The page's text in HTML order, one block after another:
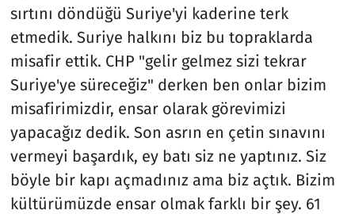
sırtını döndüğü Suriye'yi kaderine terk
etmedik. Suriye halkını biz bu topraklarda
misafir ettik. CHP "gelir gelmez sizi tekrar
Suriye'ye süreceğiz" derken ben onlar bizim
misafirimizdir, ensar olarak görevimizi
yapacağız dedik. Son asrın en çetin sınavını
vermeyi başardık, ey batı siz ne yaptınız. Siz
böyle bir kapı açmadınız ama biz açtık. Bizim
kültürümüzde ensar olmak farklı bir şey. 61